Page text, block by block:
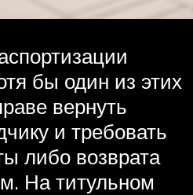
бы один из этих
вернуть
и требовать
либо возврата
На титульном